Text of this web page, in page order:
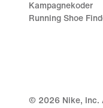
Kampagnekoder
Running Shoe
© 2026 Nike, Inc.